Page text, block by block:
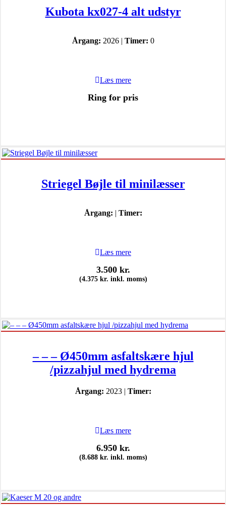
Kubota kx027-4 alt udstyr
Årgang: 2026 | Timer: 0
Læs mere
Ring for pris
Striegel Bøjle til minilæsser
Årgang: | Timer:
Læs mere
3.500 kr.
(4.375 kr. inkl. moms)
– – – Ø450mm asfaltskære hjul
/pizzahjul med hydrema
Årgang: 2023 | Timer:
Læs mere
6.950 kr.
(8.688 kr. inkl. moms)